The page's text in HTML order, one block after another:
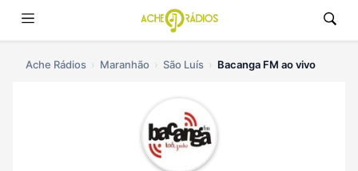
Ache Rádios Maranhão São Luís Bacanga FM ao vivo